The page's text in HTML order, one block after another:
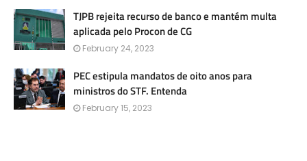
TJPB rejeita recurso de banco e mantém multa
aplicada pelo Procon de CG
February 24, 2023
PEC estipula mandatos de oito anos para
ministros do STF. Entenda
February 15, 2023